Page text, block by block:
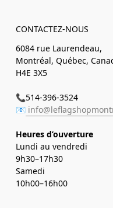
CONTACTEZ-NOUS
6084 rue Laurendeau,
Montréal, Québec,
H4E 3X5
📞514-396-3524
📧
Heures d’ouverture
Lundi au vendredi
9h30–17h30
Samedi
10h00–16h00